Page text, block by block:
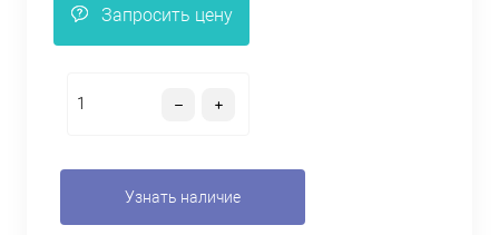
Запросить цену
Узнать наличие